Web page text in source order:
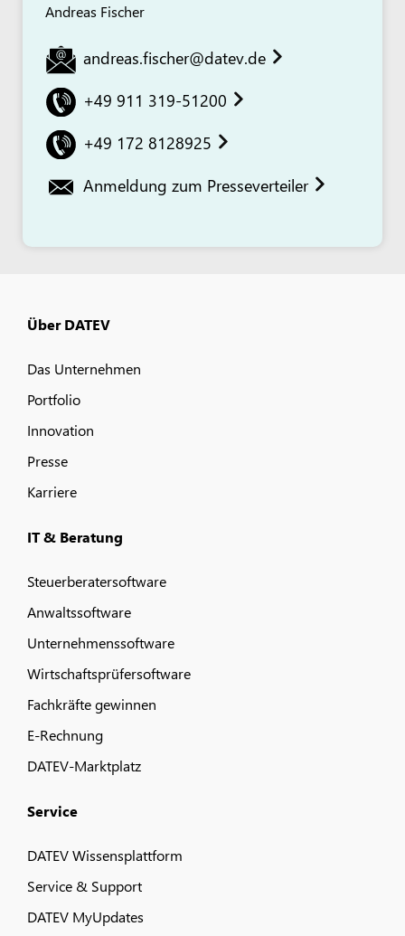
Andreas Fischer
andreas.fischer@datev.de
+49 911 319-51200
+49 172 8128925
Anmeldung zum Presseverteiler
Über DATEV
Das Unternehmen
Portfolio
Innovation
Presse
Karriere
IT & Beratung
Steuerberatersoftware
Anwaltssoftware
Unternehmenssoftware
Wirtschaftsprüfersoftware
Fachkräfte gewinnen
E-Rechnung
DATEV-Marktplatz
Service
DATEV Wissensplattform
Service & Support
DATEV MyUpdates